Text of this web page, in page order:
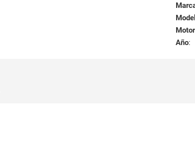
Motor
Año: